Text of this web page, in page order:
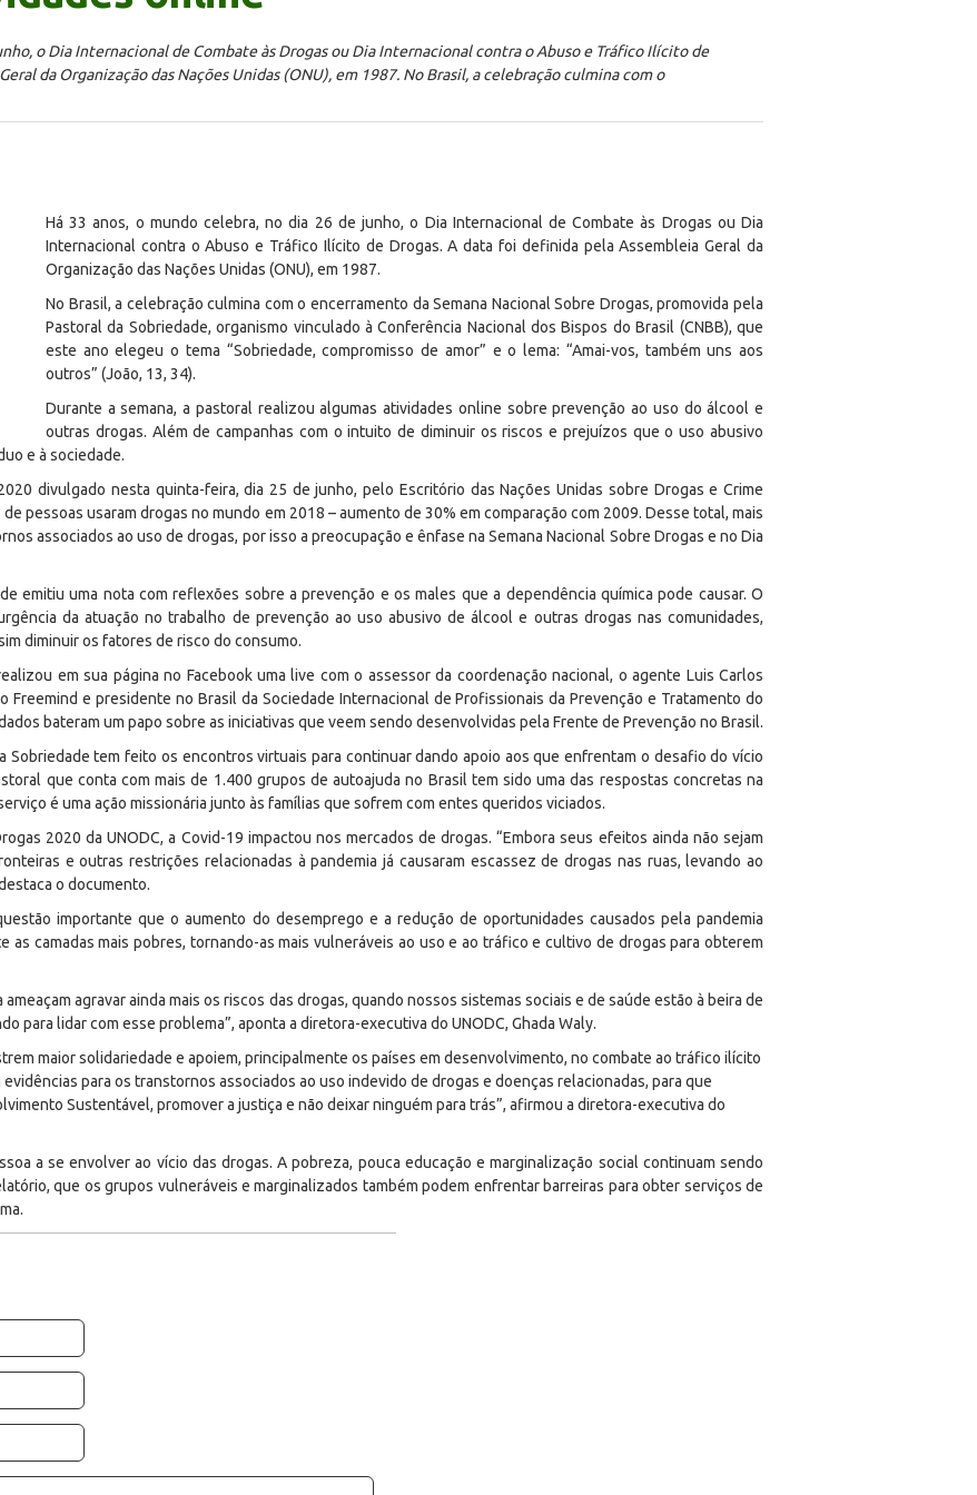
o Dia Internacional de Combate às Drogas ou Dia Internacional contra o Abuso e Tráfico Ilícito de
da Organização das Nações Unidas (ONU), em 1987. No Brasil, a celebração culmina com o
Há 33 anos, o mundo celebra, no dia 26 de junho, o Dia Internacional de Combate às Drogas ou Dia
Internacional contra o Abuso e Tráfico Ilícito de Drogas. A data foi definida pela Assembleia Geral da
Organização das Nações Unidas (ONU), em 1987.
No Brasil, a celebração culmina com o encerramento da Semana Nacional Sobre Drogas, promovida pela
Pastoral da Sobriedade, organismo vinculado à Conferência Nacional dos Bispos do Brasil (CNBB), que
este ano elegeu o tema “Sobriedade, compromisso de amor” e o lema: “Amai-vos, também uns aos
outros” (João, 13, 34).
Durante a semana, a pastoral realizou algumas atividades online sobre prevenção ao uso do álcool e
outras drogas. Além de campanhas com o intuito de diminuir os riscos e prejuízos que o uso abusivo
e à sociedade.
divulgado nesta quinta-feira, dia 25 de junho, pelo Escritório das Nações Unidas sobre Drogas e Crime
pessoas usaram drogas no mundo em 2018 – aumento de 30% em comparação com 2009. Desse total, mais
associados ao uso de drogas, por isso a preocupação e ênfase na Semana Nacional Sobre Drogas e no Dia
emitiu uma nota com reflexões sobre a prevenção e os males que a dependência química pode causar. O
da atuação no trabalho de prevenção ao uso abusivo de álcool e outras drogas nas comunidades,
diminuir os fatores de risco do consumo.
em sua página no Facebook uma live com o assessor da coordenação nacional, o agente Luis Carlos
Freemind e presidente no Brasil da Sociedade Internacional de Profissionais da Prevenção e Tratamento do
bateram um papo sobre as iniciativas que veem sendo desenvolvidas pela Frente de Prevenção no Brasil.
Sobriedade tem feito os encontros virtuais para continuar dando apoio aos que enfrentam o desafio do vício
que conta com mais de 1.400 grupos de autoajuda no Brasil tem sido uma das respostas concretas na
é uma ação missionária junto às famílias que sofrem com entes queridos viciados.
2020 da UNODC, a Covid-19 impactou nos mercados de drogas.“Embora seus efeitos ainda não sejam
e outras restrições relacionadas à pandemia já causaram escassez de drogas nas ruas, levando ao
o documento.
importante que o aumento do desemprego e a redução de oportunidades causados pela pandemia
as camadas mais pobres, tornando-as mais vulneráveis ao uso e ao tráfico e cultivo de drogas para obterem
agravar ainda mais os riscos das drogas, quando nossos sistemas sociais e de saúde estão à beira de
para lidar com esse problema”, aponta a diretora-executiva do UNODC, Ghada Waly.
maior solidariedade e apoiem, principalmente os países em desenvolvimento, no combate ao tráfico ilícito
para os transtornos associados ao uso indevido de drogas e doenças relacionadas, para que
Sustentável, promover a justiça e não deixar ninguém para trás”, afirmou a diretora-executiva do
a se envolver ao vício das drogas. A pobreza, pouca educação e marginalização social continuam sendo
que os grupos vulneráveis e marginalizados também podem enfrentar barreiras para obter serviços de